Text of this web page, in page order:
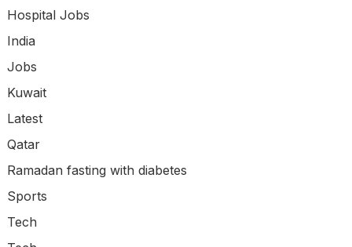
Hospital Jobs
India
Jobs
Kuwait
Latest
Qatar
Ramadan fasting with diabetes
Sports
Tech